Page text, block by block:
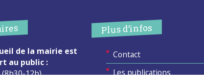
de la mairie est
au public :
(8h30-12h)
Plus d’infos
Contact
Les publications